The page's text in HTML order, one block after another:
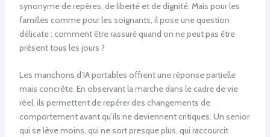
synonyme de repères, de liberté et de dignité. Mais pour les
familles comme pour les soignants, il pose une question
délicate : comment être rassuré quand on ne peut pas être
présent tous les jours ?
Les manchons d’IA portables offrent une réponse partielle
mais concrète. En observant la marche dans le cadre de vie
réel, ils permettent de repérer des changements de
comportement avant qu’ils ne deviennent critiques. Un senior
qui se lève moins, qui ne sort presque plus, qui raccourcit